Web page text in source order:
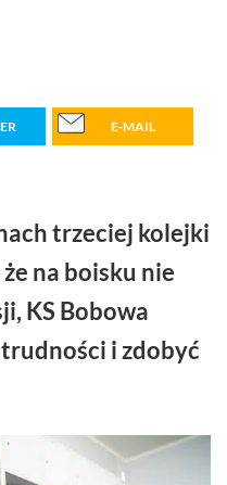
E-MAIL
trzeciej kolejki
na boisku nie
KS Bobowa
trudności i zdobyć